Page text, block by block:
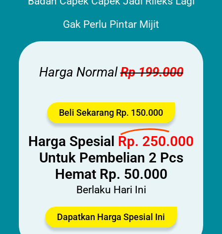
Gak Perlu Pintar Mijit
Harga NormalRp 199.000
Beli Sekarang Rp. 150.000
Harga Spesial Rp. 250.000
Untuk Pembelian 2 Pcs
Hemat Rp. 50.000
Berlaku Hari Ini
Dapatkan Harga Spesial Ini